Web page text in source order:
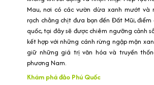
Mau, nơi có các vườn dừa xanh mướt và
rạch chằng chịt đưa bạn đến Đất Mũi,
quốc, tại đây sẽ được chiêm ngưỡng cảnh
kết hợp với những cánh rừng ngập mặn
giữ những giá trị văn hóa và truyền
phương Nam.
Khám phá đảo Phú Quốc